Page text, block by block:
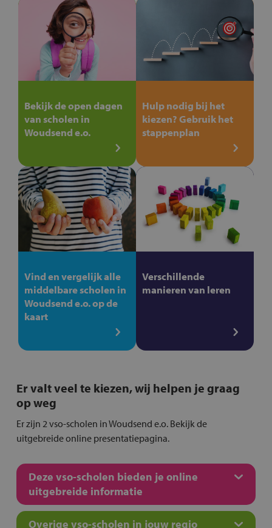
Bekijk de open dagen
van scholen in
Woudsend e.o.
Hulp nodig bij het
kiezen? Gebruik het
stappenplan
Vind en vergelijk alle
middelbare scholen in
Woudsend e.o. op de
kaart
Verschillende
manieren van leren
Er valt veel te kiezen, wij helpen je graag
op weg
Er zijn 2 vso-scholen in Woudsend e.o. Bekijk de
uitgebreide online presentatiepagina.
Deze vso-scholen bieden je online
uitgebreide informatie
Overige vso-scholen in jouw regio